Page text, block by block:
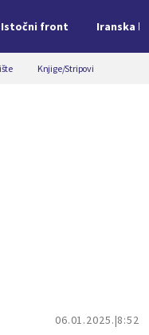
Istočni front Iranska
Knjige/Stripovi
06.01.2025. 8:52